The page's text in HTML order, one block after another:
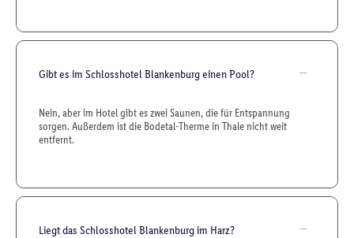
Gibt es im Schlosshotel Blankenburg einen Pool?
Nein, aber im Hotel gibt es zwei Saunen, die für Entspannung
sorgen. Außerdem ist die Bodetal-Therme in Thale nicht weit
entfernt.
Liegt das Schlosshotel Blankenburg im Harz?